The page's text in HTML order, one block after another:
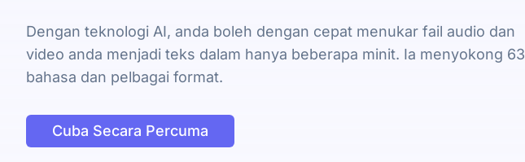
Dengan teknologi AI, anda boleh dengan cepat menukar fail audio dan
video anda menjadi teks dalam hanya beberapa minit. Ia menyokong 63
bahasa dan pelbagai format.
Cuba Secara Percuma